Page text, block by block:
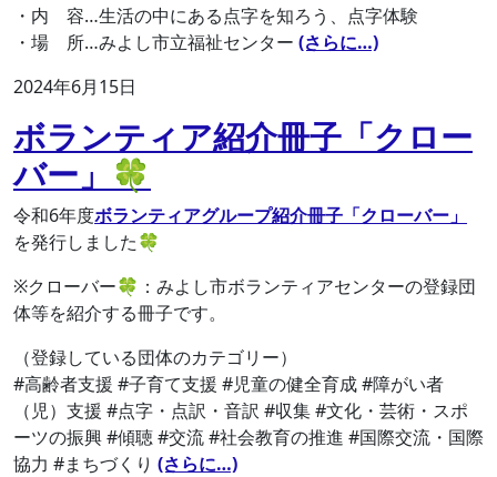
・内 容…生活の中にある点字を知ろう、点字体験
・場 所…みよし市立福祉センター (さらに…)
2024年6月15日
ボランティア紹介冊子「クロー
バー」🍀
令和6年度ボランティアグループ紹介冊子「クローバー」
を発行しました🍀
※クローバー🍀：みよし市ボランティアセンターの登録団
体等を紹介する冊子です。
（登録している団体のカテゴリー）
#高齢者支援 #子育て支援 #児童の健全育成 #障がい者
（児）支援 #点字・点訳・音訳 #収集 #文化・芸術・スポ
ーツの振興 #傾聴 #交流 #社会教育の推進 #国際交流・国際
協力 #まちづくり (さらに…)